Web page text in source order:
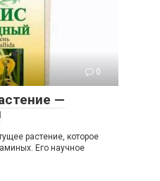
0
—
растение, которое
Его научное